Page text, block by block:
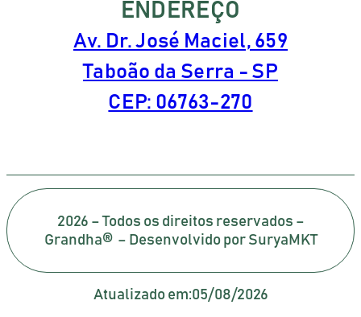
ENDEREÇO
Av. Dr. José Maciel, 659
Taboão da Serra - SP
CEP: 06763-270
2026 – Todos os direitos reservados –
Grandha® – Desenvolvido por SuryaMKT
Atualizado em:05/08/2026